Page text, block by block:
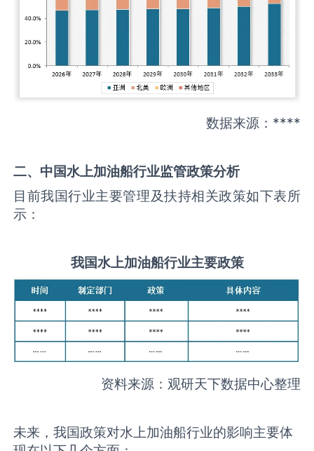
数据来源：****
二、中国水上加油船行业监管政策分析
目前我国行业主要管理及扶持相关政策如下表所
示：
我国水上加油船行业主要政策
资料来源：观研天下数据中心整理
未来，我国政策对水上加油船行业的影响主要体